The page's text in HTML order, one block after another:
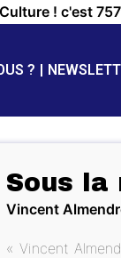
! c'est
?
Sous la
Vincent
« Vincent